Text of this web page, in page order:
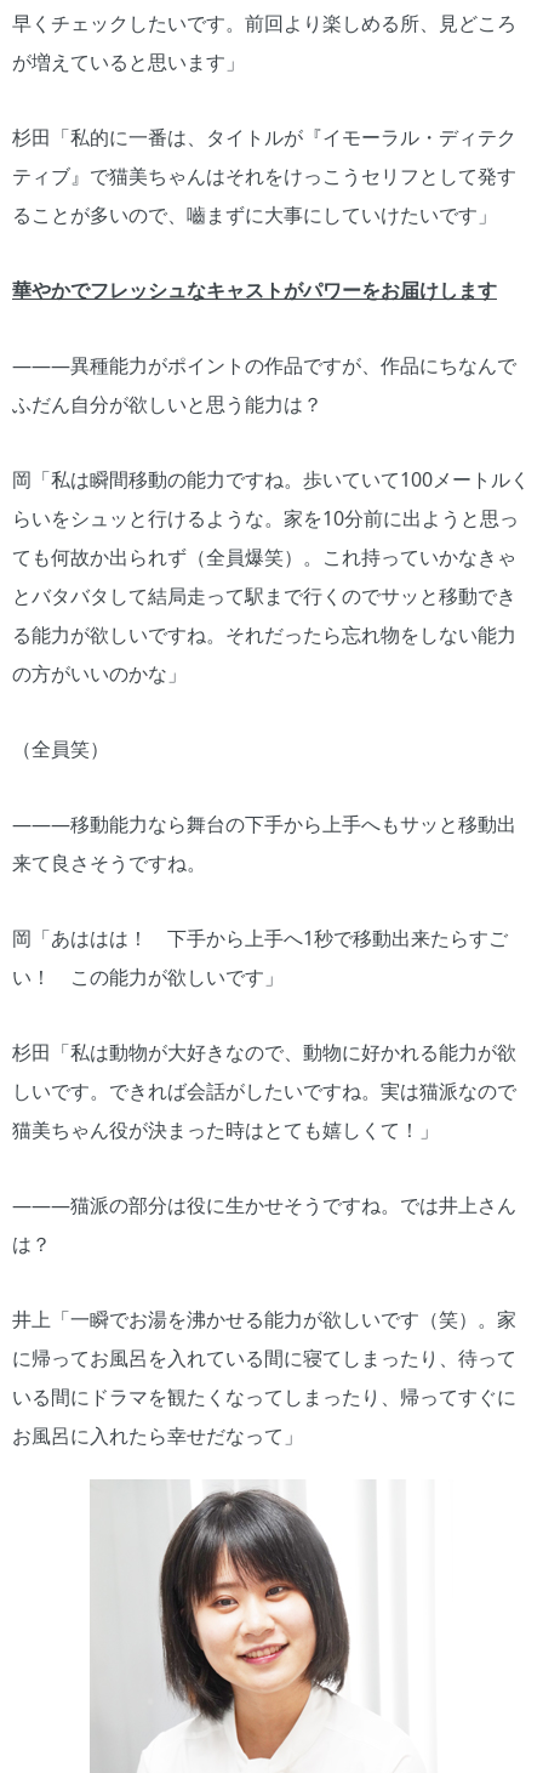
早くチェックしたいです。前回より楽しめる所、見どころ
が増えていると思います」
杉田「私的に一番は、タイトルが『イモーラル・ディテク
ティブ』で猫美ちゃんはそれをけっこうセリフとして発す
ることが多いので、嚙まずに大事にしていけたいです」
華やかでフレッシュなキャストがパワーをお届けします
―――異種能力がポイントの作品ですが、作品にちなんで
ふだん自分が欲しいと思う能力は？
岡「私は瞬間移動の能力ですね。歩いていて100メートルく
らいをシュッと行けるような。家を10分前に出ようと思っ
ても何故か出られず（全員爆笑）。これ持っていかなきゃ
とバタバタして結局走って駅まで行くのでサッと移動でき
る能力が欲しいですね。それだったら忘れ物をしない能力
の方がいいのかな」
（全員笑）
―――移動能力なら舞台の下手から上手へもサッと移動出
来て良さそうですね。
岡「あははは！ 下手から上手へ1秒で移動出来たらすご
い！ この能力が欲しいです」
杉田「私は動物が大好きなので、動物に好かれる能力が欲
しいです。できれば会話がしたいですね。実は猫派なので
猫美ちゃん役が決まった時はとても嬉しくて！」
―――猫派の部分は役に生かせそうですね。では井上さん
は？
井上「一瞬でお湯を沸かせる能力が欲しいです（笑）。家
に帰ってお風呂を入れている間に寝てしまったり、待って
いる間にドラマを観たくなってしまったり、帰ってすぐに
お風呂に入れたら幸せだなって」